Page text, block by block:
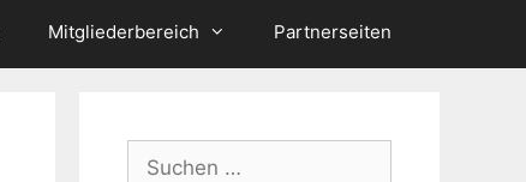
Mitgliederbereich Partnerseiten